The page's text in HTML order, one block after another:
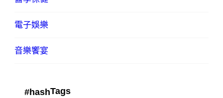
電子娛樂
音樂饗宴
#hashTags